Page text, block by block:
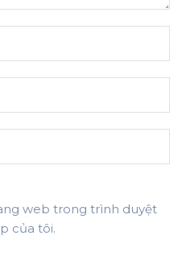
web trong trình duyệt
của tôi.